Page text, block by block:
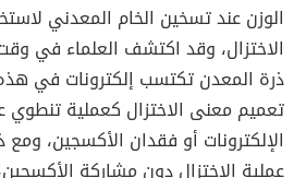
الوزن عند تسخين الخام المعدني
الاختزال، وقد اكتشف العلماء في
ذرة المعدن تكتسب إلكترونات في
تعميم معنى الاختزال كعملية
الإلكترونات أو فقدان الأكسجين،
عملية الاختزال دون مشاركة